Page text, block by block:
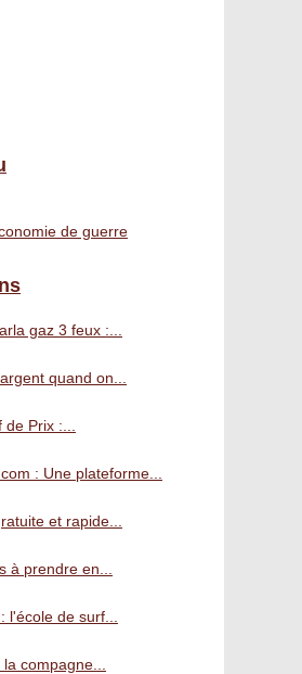
de guerre
gaz 3 feux :...
quand on...
Prix :...
: Une plateforme...
et rapide...
à prendre en...
l'école de surf...
compagne...